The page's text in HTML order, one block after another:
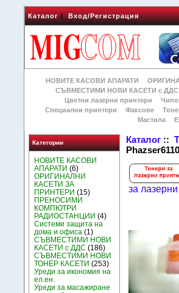
Каталог|Вход/Регистрация
НОВИТЕ КАСОВИ АПАРАТИ
СЪВМЕСТИМИ НОВИ КАСЕТИ с ДДС
Цветни лазерни принтери
Специални принтери
Факсове
Мастила
Категории
НОВИТЕ КАСОВИ
АПАРАТИ (6)
ОРИГИНАЛНИ
КАСЕТИ ЗА
ПРИНТЕРИ (15)
ПРЕНОСИМИ
КОМПЮТРИ
РАДИОСТАНЦИИ (4)
Системи защита на
дома и офиса (1)
СЪВМЕСТИМИ НОВИ
КАСЕТИ с ДДС (186)
СЪВМЕСТИМИ НОВИ
ТОНЕР КАСЕТИ (253)
Уреди за икономия на
ел.ен.
Уреди за масажиране
Каталог ::
за